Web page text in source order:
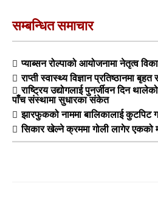
सम्बन्धित समाचार
प्याब्सन रोल्पाको आयोजनामा नेतृत्व
राप्ती स्वास्थ्य विज्ञान प्रतिष्ठानमा
राष्ट्रिय उद्योगलाई पुनर्जीवन दिन
पाँच संस्थामा सुधारका संकेत
झारफुकको नाममा बालिकालाई कुटपिट
सिकार खेल्ने क्रममा गोली लागेर एकको